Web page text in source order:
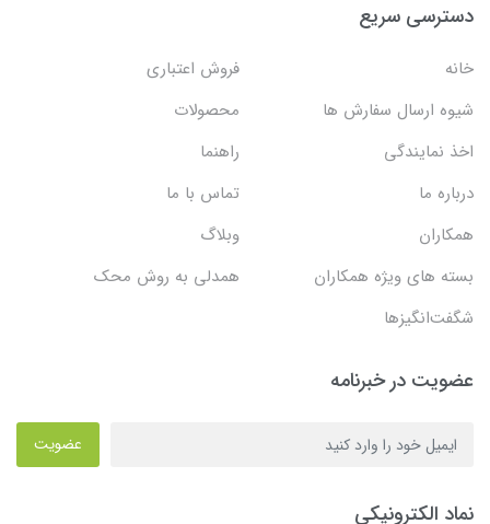
دسترسی سریع
خانه
فروش اعتباری
شیوه ارسال سفارش ها
محصولات
اخذ نمایندگی
راهنما
درباره ما
تماس با ما
همکاران
وبلاگ
بسته های ویژه همکاران
همدلی به روش محک
شگفت‌انگیزها
عضویت در خبرنامه
عضویت
نماد الکترونیکی